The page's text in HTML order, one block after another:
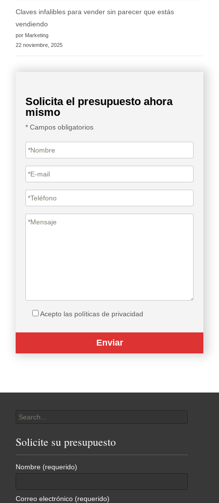
Claves infalibles para vender sin parecer que estás
vendiendo
por Marketing
22 noviembre, 2025
Acepto las políticas de privacidad
for:
Solicite su presupuesto
Nombre (requerido)
Correo electrónico (requerido)